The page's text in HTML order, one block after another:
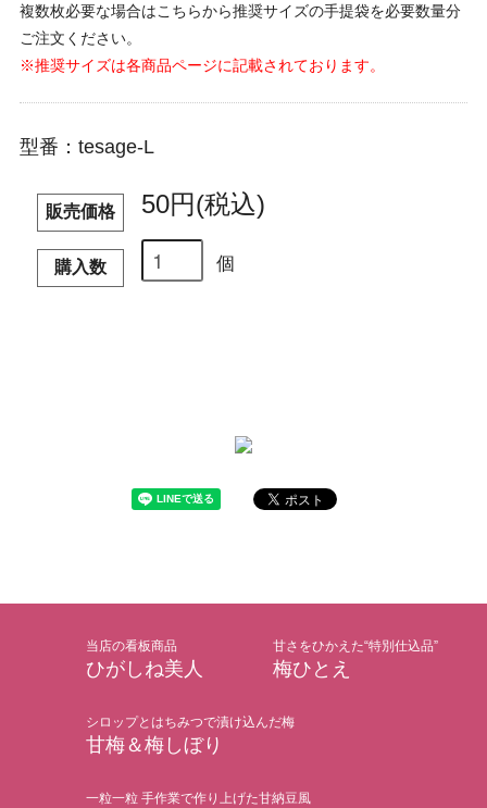
複数枚必要な場合はこちらから推奨サイズの手提袋を必要数量分
ご注文ください。
※推奨サイズは各商品ページに記載されております。
型番：tesage-L
販売価格 50円(税込)
購入数 個
当店の看板商品
ひがしね美人
甘さをひかえた“特別仕込品”
梅ひとえ
シロップとはちみつで漬け込んだ梅
甘梅＆梅しぼり
一粒一粒 手作業で作り上げた甘納豆風